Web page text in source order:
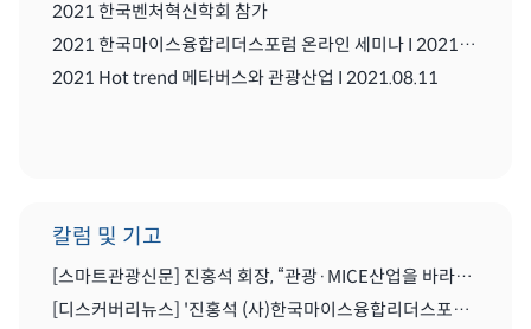
2021 한국벤처혁신학회 참가
2021 한국마이스융합리더스포럼 온라인 세미나 I 2021.08..11
2021 Hot trend 메타버스와 관광산업 I 2021.08.11
칼럼 및 기고
[스마트관광신문] 진홍석 회장, “관광·MICE산업을 바라보는 가치의 전환을 위해 노력이 필요한 시기” | 2021.04.29
[디스커버리뉴스] '진홍석 (사)한국마이스융합리더스포럼 회장',"코로나를 또다른 기회로" | 2020.07.06